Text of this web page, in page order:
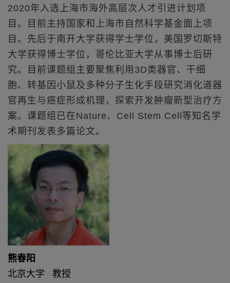
2020年入选上海市海外高层次人才引进计划项
目。目前主持国家和上海市自然科学基金面上项
目。先后于南开大学获得学士学位，美国罗切斯特
大学获得博士学位，哥伦比亚大学从事博士后研
究。目前课题组主要聚焦利用3D类器官、干细
胞、转基因小鼠及多种分子生化手段研究消化道器
官再生与癌症形成机理，探索开发肿瘤新型治疗方
案。课题组已在Nature、Cell Stem Cell等知名学
术期刊发表多篇论文。
熊春阳
北京大学 教授